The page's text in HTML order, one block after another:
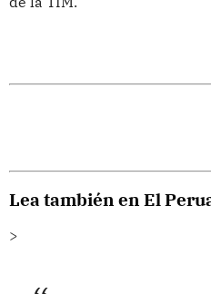
Lea también en El
>